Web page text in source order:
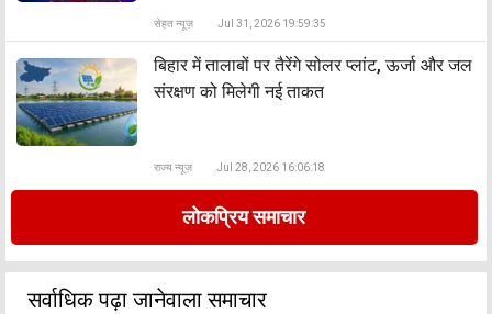
सेहत न्यूज़ Jul 31, 2026 19:59:35
बिहार में तालाबों पर तैरेंगे सोलर प्लांट, ऊर्जा और जल
संरक्षण को मिलेगी नई ताकत
राज्य न्यूज़ Jul 28, 2026 16:06:18
लोकप्रिय समाचार
सर्वाधिक पढ़ा जानेवाला समाचार